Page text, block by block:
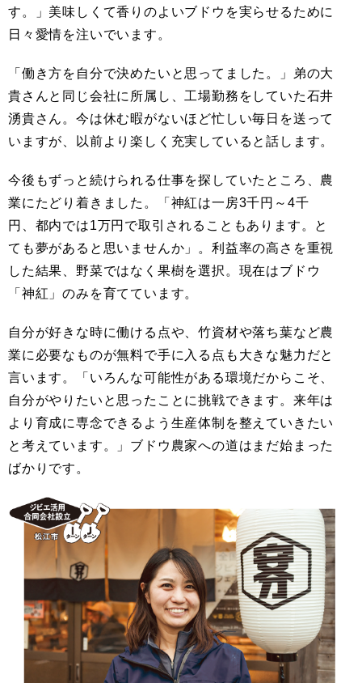
す。」美味しくて香りのよいブドウを実らせるために
日々愛情を注いでいます。
「働き方を自分で決めたいと思ってました。」弟の大
貴さんと同じ会社に所属し、工場勤務をしていた石井
湧貴さん。今は休む暇がないほど忙しい毎日を送って
いますが、以前より楽しく充実していると話します。
今後もずっと続けられる仕事を探していたところ、農
業にたどり着きました。「神紅は一房3千円～4千
円、都内では1万円で取引されることもあります。と
ても夢があると思いませんか」。利益率の高さを重視
した結果、野菜ではなく果樹を選択。現在はブドウ
「神紅」のみを育てています。
自分が好きな時に働ける点や、竹資材や落ち葉など農
業に必要なものが無料で手に入る点も大きな魅力だと
言います。「いろんな可能性がある環境だからこそ、
自分がやりたいと思ったことに挑戦できます。来年は
より育成に専念できるよう生産体制を整えていきたい
と考えています。」ブドウ農家への道はまだ始まった
ばかりです。